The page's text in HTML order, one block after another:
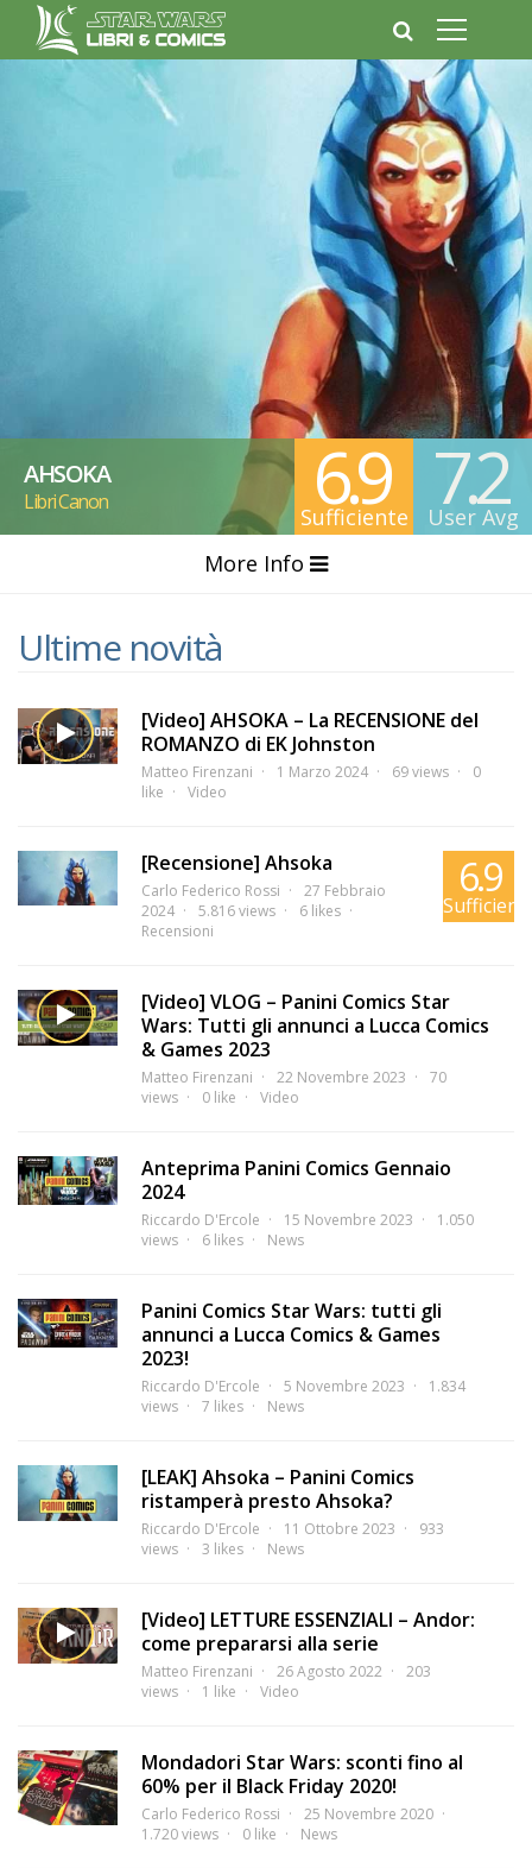
AHSOKA
Libri Canon 6.9
Sufficiente 7.2
User Avg
More Info
Ultime novità
[Video] AHSOKA – La RECENSIONE del
ROMANZO di EK Johnston
Matteo Firenzani 1 Marzo 2024 69 views
0
like
Video
[Recensione] Ahsoka
Carlo Federico Rossi
27 Febbraio
2024
5.816 views
6 likes
Recensioni
6.9
[Video] VLOG – Panini Comics Star
Wars: Tutti gli annunci a Lucca Comics
& Games 2023
Matteo Firenzani 22 Novembre 2023
70
views
0 like Video
Anteprima Panini Comics Gennaio
2024
Riccardo D'Ercole 15 Novembre 2023
1.050
views
6 likes News
Panini Comics Star Wars: tutti gli
annunci a Lucca Comics & Games
2023!
Riccardo D'Ercole 5 Novembre 2023
1.834
views
7 likes News
[LEAK] Ahsoka – Panini Comics
ristamperà presto Ahsoka?
Riccardo D'Ercole 11 Ottobre 2023
933
views
3 likes News
[Video] LETTURE ESSENZIALI – Andor:
come prepararsi alla serie
Matteo Firenzani 26 Agosto 2022
203
views
1 like Video
Mondadori Star Wars: sconti fino al
60% per il Black Friday 2020!
Carlo Federico Rossi
25 Novembre 2020
1.720 views
0 like News